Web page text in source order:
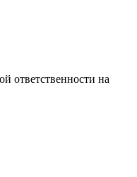
ответственности на